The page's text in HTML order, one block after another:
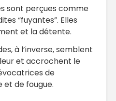
sont perçues comme
“fuyantes”. Elles
et la détente.
à l’inverse, semblent
et accrochent le
de
et de fougue.